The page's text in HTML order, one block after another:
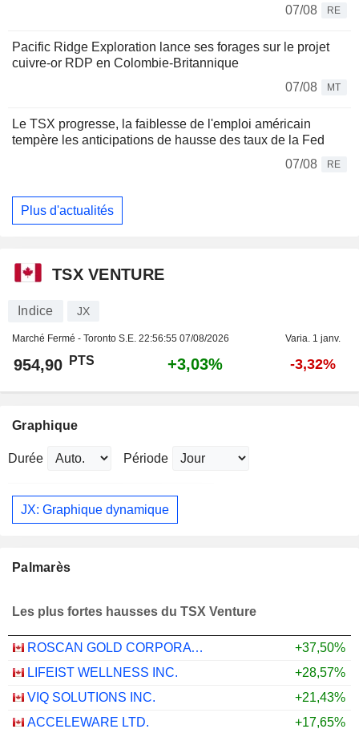
07/08
RE
Pacific Ridge Exploration lance ses forages sur le projet
cuivre-or RDP en Colombie-Britannique
07/08
MT
Le TSX progresse, la faiblesse de l'emploi américain
tempère les anticipations de hausse des taux de la Fed
07/08
RE
Plus d'actualités
TSX VENTURE
Indice JX
Marché Fermé - Toronto S.E. 22:56:55 07/08/2026 Varia. 1 janv.
954,90 PTS +3,03% -3,32%
Graphique
Durée Période
JX: Graphique dynamique
Palmarès
Les plus fortes hausses du TSX Venture
ROSCAN GOLD CORPORATION
+37,50%
LIFEIST WELLNESS INC.
+28,57%
VIQ SOLUTIONS INC.
+21,43%
ACCELEWARE LTD.
+17,65%